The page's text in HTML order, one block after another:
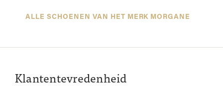
ALLE SCHOENEN VAN HET MERK MORGANE
Klantentevredenheid